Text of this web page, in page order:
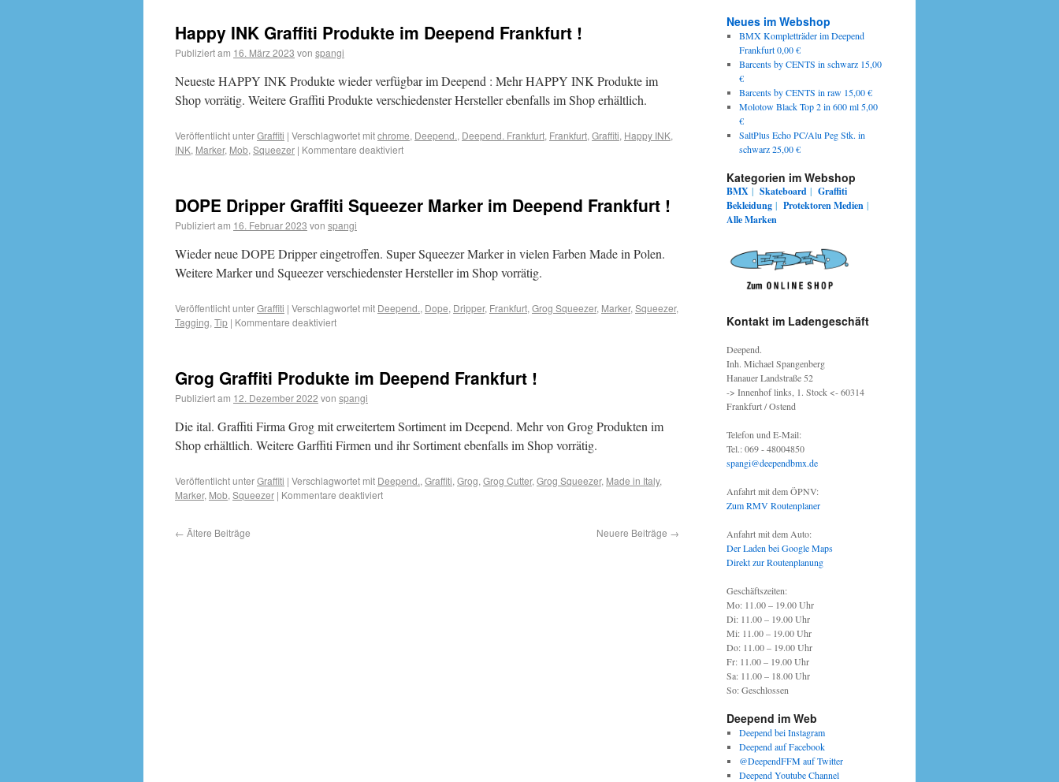
Happy INK Graffiti Produkte im Deepend Frankfurt !
Publiziert am 16. März 2023 von spangi
Neueste HAPPY INK Produkte wieder verfügbar im Deepend : Mehr HAPPY INK Produkte im
Shop vorrätig. Weitere Graffiti Produkte verschiedenster Hersteller ebenfalls im Shop erhältlich.
Veröffentlicht unterGraffiti | Verschlagwortet mitchrome, Deepend., Deepend. Frankfurt, Frankfurt, Graffiti, Happy INK,
INK, Marker, Mob, Squeezer | Kommentare deaktiviert
DOPE Dripper Graffiti Squeezer Marker im Deepend Frankfurt !
Publiziert am 16. Februar 2023 von spangi
Wieder neue DOPE Dripper eingetroffen. Super Squeezer Marker in vielen Farben Made in Polen.
Weitere Marker und Squeezer verschiedenster Hersteller im Shop vorrätig.
Veröffentlicht unterGraffiti | Verschlagwortet mit Deepend., Dope, Dripper, Frankfurt, Grog Squeezer, Marker, Squeezer,
Tagging, Tip | Kommentare deaktiviert
Grog Graffiti Produkte im Deepend Frankfurt !
Publiziert am 12. Dezember 2022 von spangi
Die ital. Graffiti Firma Grog mit erweitertem Sortiment im Deepend. Mehr von Grog Produkten im
Shop erhältlich. Weitere Garffiti Firmen und ihr Sortiment ebenfalls im Shop vorrätig.
Veröffentlicht unterGraffiti | Verschlagwortet mit Deepend., Graffiti, Grog, Grog Cutter, Grog Squeezer, Made in Italy,
Marker, Mob, Squeezer | Kommentare deaktiviert
← Ältere Beiträge Neuere Beiträge →
Neues im Webshop
BMX Kompletträder im Deepend
Frankfurt 0,00 €
Barcents by CENTS in schwarz 15,00
€
Barcents by CENTS in raw 15,00 €
Molotow Black Top 2 in 600 ml 5,00
€
SaltPlus Echo PC/Alu Peg Stk. in
schwarz 25,00 €
Kategorien im Webshop
BMX | Skateboard | Graffiti
Bekleidung | ProtektorenMedien |
Alle Marken
Kontakt im Ladengeschäft
Deepend.
Inh. Michael Spangenberg
Hanauer Landstraße 52
-> Innenhof links, 1. Stock <- 60314
Frankfurt / Ostend
Telefon und E-Mail:
Tel.: 069 - 48004850
spangi@deependbmx.de
Anfahrt mit dem ÖPNV:
Zum RMV Routenplaner
Anfahrt mit dem Auto:
Der Laden bei Google Maps
Direkt zur Routenplanung
Geschäftszeiten:
Mo: 11.00 – 19.00 Uhr
Di: 11.00 – 19.00 Uhr
Mi: 11.00 – 19.00 Uhr
Do: 11.00 – 19.00 Uhr
Fr: 11.00 – 19.00 Uhr
Sa: 11.00 – 18.00 Uhr
So: Geschlossen
Deepend im Web
Deepend bei Instagram
Deepend auf Facebook
@DeependFFM auf Twitter
Deepend Youtube Channel